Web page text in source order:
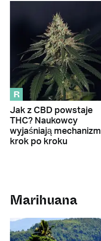
R
Jak z CBD powstaje
THC? Naukowcy
wyjaśniają mechanizm
krok po kroku
Marihuana